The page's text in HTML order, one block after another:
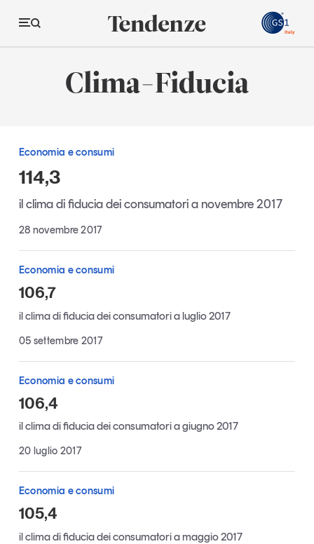
Tendenze
Innovazione
Logistica
Retail e brand
Sostenibilità
Grandi temi
Opinioni
Il Numero
Interviste
Comunicati stampa
Video
Podcast
Eventi e formazione
Tutti gli appuntamenti
Clima-Fiducia
Economia e consumi
114,3
il clima di fiducia dei consumatori a novembre 2017
28 novembre 2017
Economia e consumi
106,7
il clima di fiducia dei consumatori a luglio 2017
05 settembre 2017
Economia e consumi
106,4
il clima di fiducia dei consumatori a giugno 2017
20 luglio 2017
Economia e consumi
105,4
il clima di fiducia dei consumatori a maggio 2017